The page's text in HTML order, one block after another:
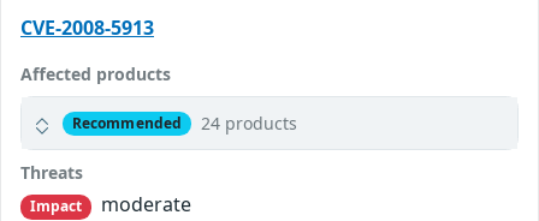
CVE-2008-5913
Affected products
Recommended 24 products
Threats
Impact
moderate